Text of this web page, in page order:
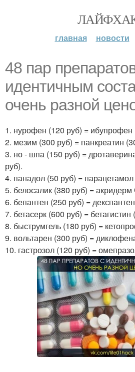
главная новости
48 пар
идентичным
очень разной
1. нурофен (120 руб) = ибупрофен
2. мезим (300 руб) = панкреатин
3. но - шпа (150 руб) =
руб).
4. панадол (50 руб) = парацетамол
5. белосалик (380 руб) =
6. бепантен (250 руб) =
7. бетасерк (600 руб) = бетагистин
8. быструмгель (180 руб) =
9. вольтарен (300 руб) =
10. гастрозол (120 руб) =